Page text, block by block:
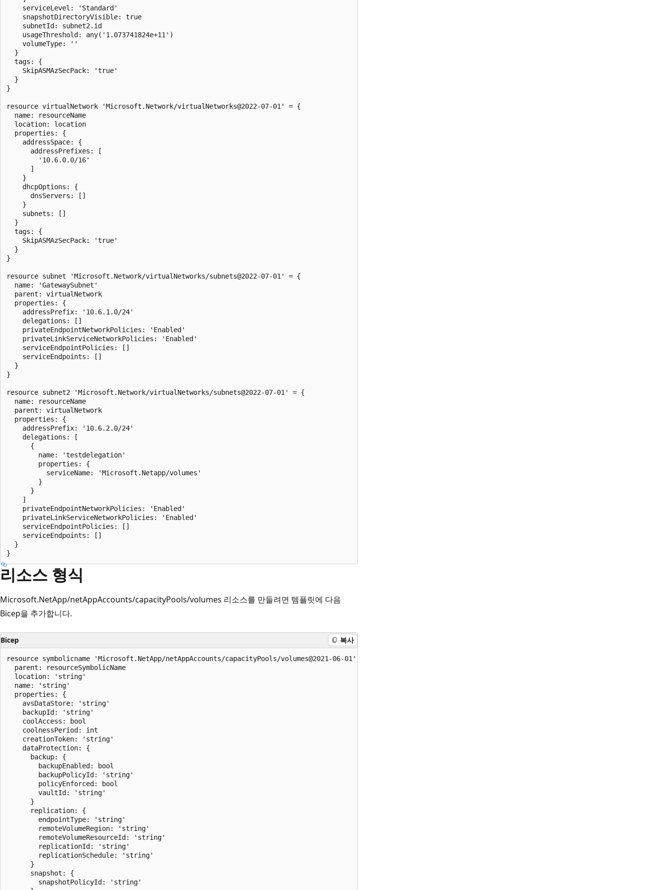
    serviceLevel: 'Standard'
    snapshotDirectoryVisible: true
    subnetId: subnet2.id
    usageThreshold: any('1.073741824e+11')
    volumeType: ''
  }
  tags: {
    SkipASMAzSecPack: 'true'
  }
}
resource virtualNetwork 'Microsoft.Network/virtualNetworks@2022-07-01' = {
  name: resourceName
  location: location
  properties: {
    addressSpace: {
      addressPrefixes: [
        '10.6.0.0/16'
      ]
    }
    dhcpOptions: {
      dnsServers: []
    }
    subnets: []
  }
  tags: {
    SkipASMAzSecPack: 'true'
  }
}
resource subnet 'Microsoft.Network/virtualNetworks/subnets@2022-07-01' = {
  name: 'GatewaySubnet'
  parent: virtualNetwork
  properties: {
    addressPrefix: '10.6.1.0/24'
    delegations: []
    privateEndpointNetworkPolicies: 'Enabled'
    privateLinkServiceNetworkPolicies: 'Enabled'
    serviceEndpointPolicies: []
    serviceEndpoints: []
  }
}
resource subnet2 'Microsoft.Network/virtualNetworks/subnets@2022-07-01' = {
  name: resourceName
  parent: virtualNetwork
  properties: {
    addressPrefix: '10.6.2.0/24'
    delegations: [
      {
        name: 'testdelegation'
        properties: {
          serviceName: 'Microsoft.Netapp/volumes'
        }
      }
    ]
    privateEndpointNetworkPolicies: 'Enabled'
    privateLinkServiceNetworkPolicies: 'Enabled'
    serviceEndpointPolicies: []
    serviceEndpoints: []
  }
리소스 형식
Microsoft.NetApp/netAppAccounts/capacityPools/volumes 리소스를 만들려면 템플릿에 다음
Bicep을 추가합니다.
Bicep 복사
resource symbolicname 'Microsoft.NetApp/netAppAccounts/capacityPools/volumes@2021-06-01' = {
  parent: resourceSymbolicName
  location: 'string'
  name: 'string'
  properties: {
    avsDataStore: 'string'
    backupId: 'string'
    coolAccess: bool
    coolnessPeriod: int
    creationToken: 'string'
    dataProtection: {
      backup: {
        backupEnabled: bool
        backupPolicyId: 'string'
        policyEnforced: bool
        vaultId: 'string'
      }
      replication: {
        endpointType: 'string'
        remoteVolumeRegion: 'string'
        remoteVolumeResourceId: 'string'
        replicationId: 'string'
        replicationSchedule: 'string'
      }
      snapshot: {
        snapshotPolicyId: 'string'